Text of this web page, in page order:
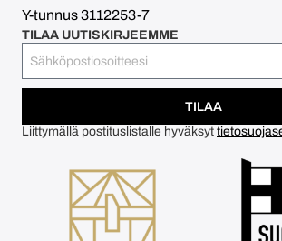
Y-tunnus 3112253-7
TILAA UUTISKIRJEEMME
TILAA
Liittymällä postituslistalle hyväksyt